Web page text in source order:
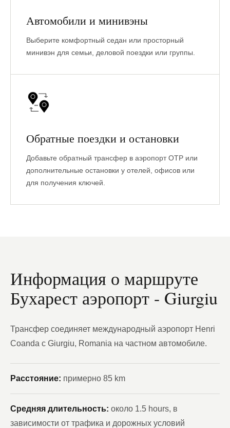
Автомобили и минивэны
Выберите комфортный седан или просторный
минивэн для семьи, деловой поездки или группы.
Обратные поездки и остановки
Добавьте обратный трансфер в аэропорт OTP или
дополнительные остановки у отелей, офисов или
для получения ключей.
Информация о маршруте
Бухарест аэропорт - Giurgiu
Трансфер соединяет международный аэропорт Henri
Coanda с Giurgiu, Romania на частном автомобиле.
Расстояние: примерно 85 km
Средняя длительность: около 1.5 hours, в
зависимости от трафика и дорожных условий